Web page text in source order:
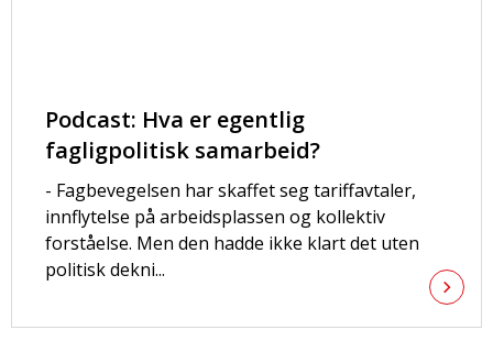
Podcast: Hva er egentlig
fagligpolitisk samarbeid?
- Fagbevegelsen har skaffet seg tariffavtaler,
innflytelse på arbeidsplassen og kollektiv
forståelse. Men den hadde ikke klart det uten
politisk dekni...